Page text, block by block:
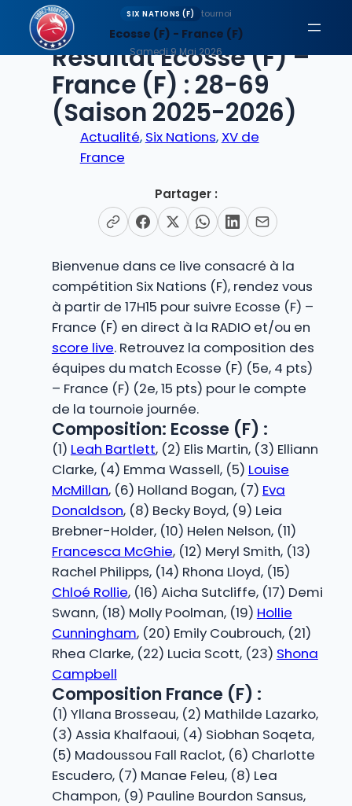
contenu
EN DIRECT
Résultat Ecosse (F) –
France (F) : 28-69
(Saison 2025-2026)
Actualité, Six Nations, XV de
France
Partager :
Bienvenue dans ce live consacré à la
compétition Six Nations (F), rendez vous
à partir de 17H15 pour suivre Ecosse (F) –
France (F) en direct à la RADIO et/ou en
score live. Retrouvez la composition des
équipes du match Ecosse (F) (5e, 4 pts)
– France (F) (2e, 15 pts) pour le compte
de la tournoie journée.
Composition: Ecosse (F) :
(1) Leah Bartlett, (2) Elis Martin, (3) Elliann
Clarke, (4) Emma Wassell, (5) Louise
McMillan, (6) Holland Bogan, (7) Eva
Donaldson, (8) Becky Boyd, (9) Leia
Brebner-Holder, (10) Helen Nelson, (11)
Francesca McGhie, (12) Meryl Smith, (13)
Rachel Philipps, (14) Rhona Lloyd, (15)
Chloé Rollie, (16) Aicha Sutcliffe, (17) Demi
Swann, (18) Molly Poolman, (19) Hollie
Cunningham, (20) Emily Coubrouch, (21)
Rhea Clarke, (22) Lucia Scott, (23) Shona
Campbell
Composition France (F) :
(1) Yllana Brosseau, (2) Mathilde Lazarko,
(3) Assia Khalfaoui, (4) Siobhan Soqeta,
(5) Madoussou Fall Raclot, (6) Charlotte
Escudero, (7) Manae Feleu, (8) Lea
Champon, (9) Pauline Bourdon Sansus,
SIX NATIONS (F) tournoi
Ecosse (F) - France (F)
Samedi 9 Mai 2026